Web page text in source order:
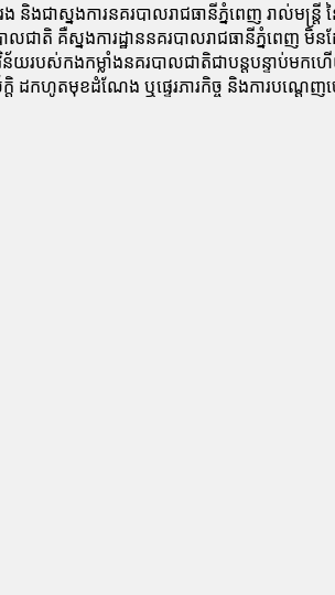
នងការ​នគរបាល​រាជធានី​ភ្នំពេញ រាល់​មន្ត្រី​ នៃ​ស្
ជាតិ គឺ​ស្នងការដ្ឋាន​នគរបាល​រាជធានី​ភ្នំពេញ
យ​របស់​កងកម្លាំង​នគរបាល​ជាតិ​ជា​បន្តបន្ទាប់​មក​
ស័ក្តិ ដកហូត​មុខ​ដំណែង ឬផ្ទេរ​ភារកិច្ច និង​ការ​បណ្ត